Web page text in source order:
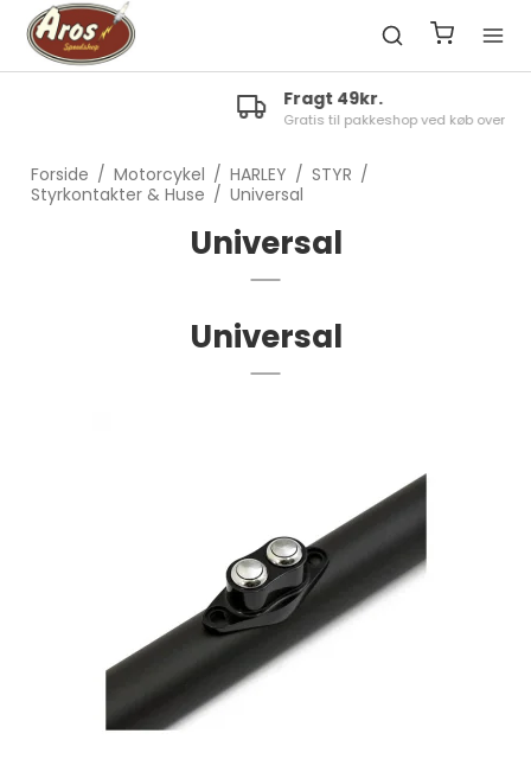
Fragt 49kr.
Gratis til pakkeshop ved køb over 1300kr.
Forside / Motorcykel / HARLEY / STYR /
Styrkontakter & Huse / Universal
Universal
Universal